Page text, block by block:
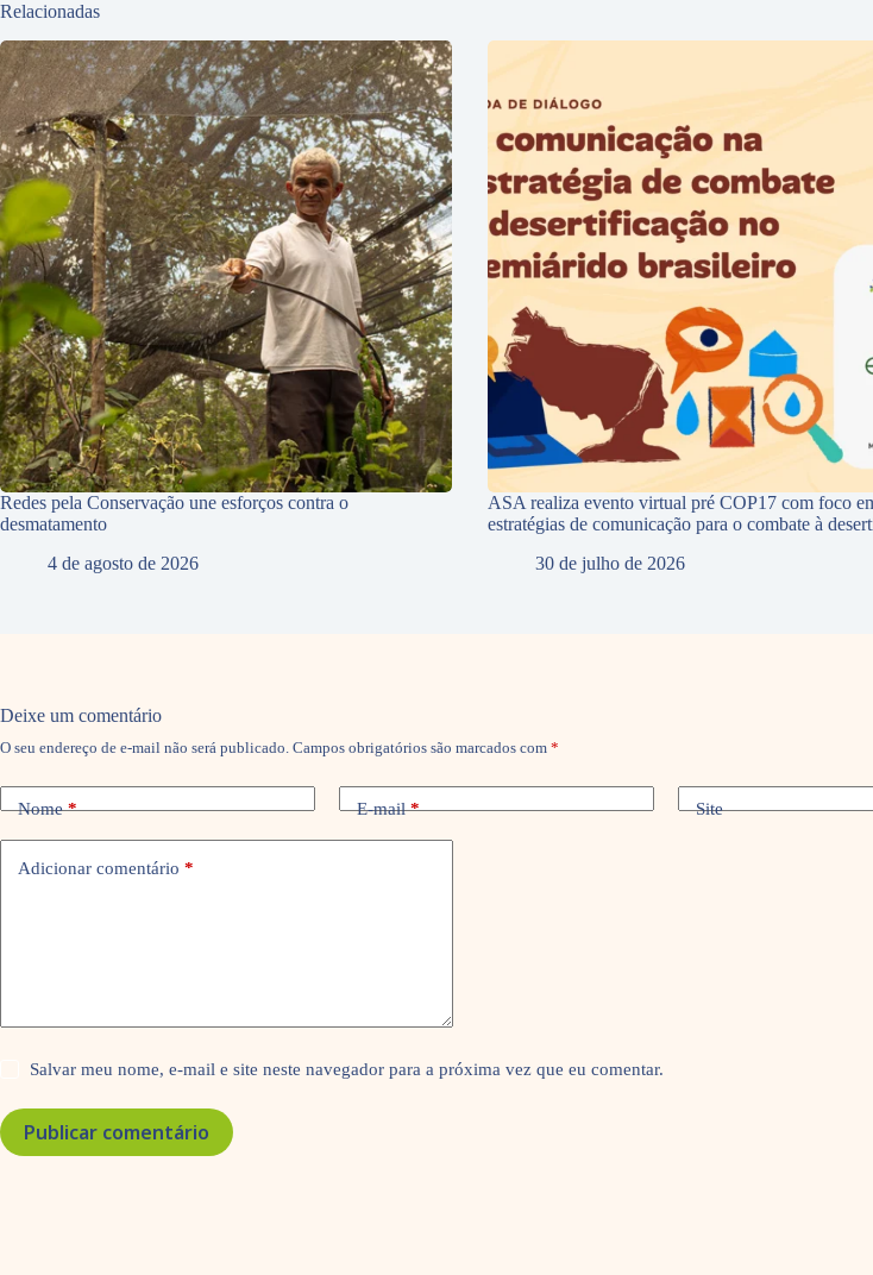
Relacionadas
Redes pela Conservação une esforços contra o
desmatamento
4 de agosto de 2026
ASA realiza evento virtual pré COP17 com foco
estratégias de comunicação para o combate à
30 de julho de 2026
Deixe um comentário
O seu endereço de e-mail não será publicado. Campos obrigatórios são marcados com *
Nome* E-mail* Site
Adicionar comentário *
Salvar meu nome, e-mail e site neste navegador para a próxima vez que eu comentar.
Publicar comentário